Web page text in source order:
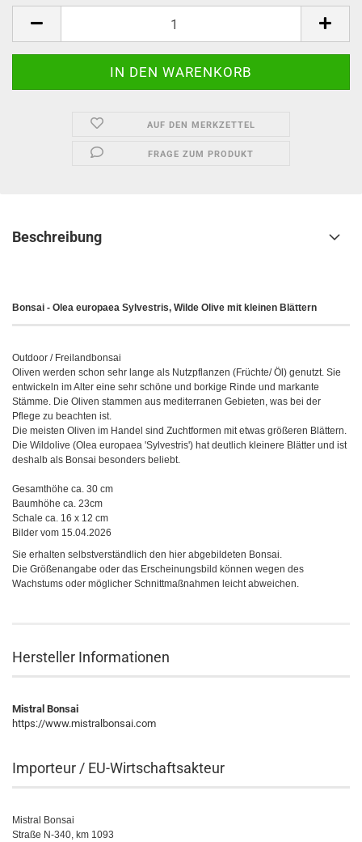
AUF DEN MERKZETTEL
FRAGE ZUM PRODUKT
Beschreibung
Bonsai - Olea europaea Sylvestris, Wilde Olive mit kleinen Blättern
Outdoor / Freilandbonsai
Oliven werden schon sehr lange als Nutzpflanzen (Früchte/ Öl) genutzt. Sie
entwickeln im Alter eine sehr schöne und borkige Rinde und markante
Stämme. Die Oliven stammen aus mediterranen Gebieten, was bei der
Pflege zu beachten ist.
Die meisten Oliven im Handel sind Zuchtformen mit etwas größeren Blättern.
Die Wildolive (Olea europaea 'Sylvestris') hat deutlich kleinere Blätter und ist
deshalb als Bonsai besonders beliebt.
Gesamthöhe ca. 30 cm
Baumhöhe ca. 23cm
Schale ca. 16 x 12 cm
Bilder vom 15.04.2026
Sie erhalten selbstverständlich den hier abgebildeten Bonsai.
Die Größenangabe oder das Erscheinungsbild können wegen des
Wachstums oder möglicher Schnittmaßnahmen leicht abweichen.
Hersteller Informationen
Mistral Bonsai
https://www.mistralbonsai.com
Importeur / EU-Wirtschaftsakteur
Mistral Bonsai
Straße N-340, km 1093